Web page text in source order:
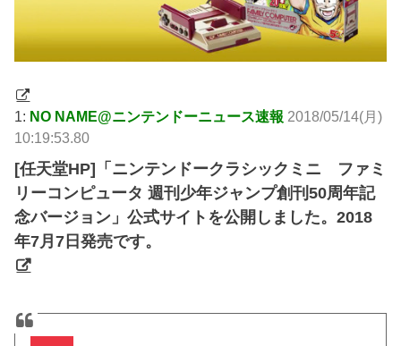
1: NO NAME@ニンテンドーニュース速報 2018/05/14(月)
10:19:53.80
[任天堂HP]「ニンテンドークラシックミニ ファミ
リーコンピュータ 週刊少年ジャンプ創刊50周年記
念バージョン」公式サイトを公開しました。2018
年7月7日発売です。